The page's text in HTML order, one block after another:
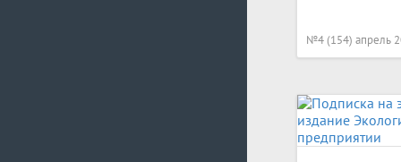
№4 (154) апрель